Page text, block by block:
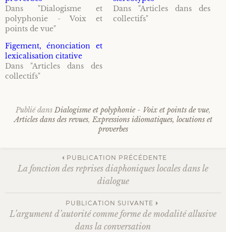
Publications en ligne
Expressions idiomatiques, locutions et
proverbes
Ethos discursif et subjectivité
Responsabilités scientifiques et rayonnement
Encadrement doctoral
Recherches
Recherche avancée
Dans "Dialogisme et
polyphonie - Voix et
points de vue"
Dans "Articles dans des
collectifs"
Figement, énonciation et
lexicalisation citative
Dans "Articles dans des
collectifs"
Publié dans Dialogisme et polyphonie - Voix et points de vue,
Articles dans des revues, Expressions idiomatiques, locutions et
proverbes
Navigation
des
PUBLICATION PRÉCÉDENTE
La fonction des reprises diaphoniques locales dans le
dialogue
PUBLICATION SUIVANTE
L’argument d’autorité comme forme de modalité allusive
dans la conversation